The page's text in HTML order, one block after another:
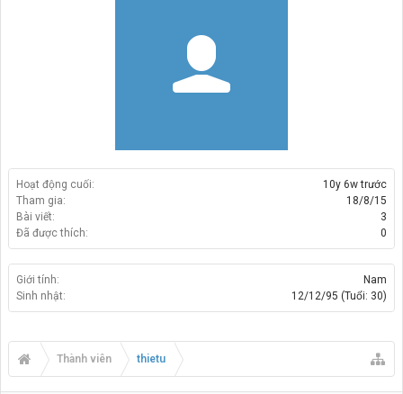
Hoạt động cuối:
10y 6w trước
Tham gia:
18/8/15
Bài viết:
3
Đã được thích:
0
Giới tính:
Nam
Sinh nhật:
12/12/95 (Tuổi: 30)
Thành viên thietu